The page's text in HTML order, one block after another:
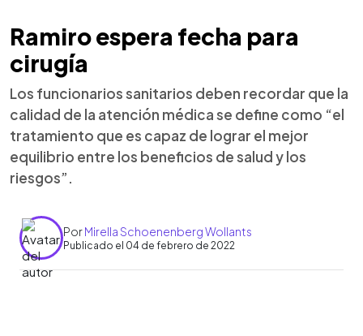
Ramiro espera fecha para
cirugía
Los funcionarios sanitarios deben recordar que la
calidad de la atención médica se define como “el
tratamiento que es capaz de lograr el mejor
equilibrio entre los beneficios de salud y los
riesgos”.
PorMirella Schoenenberg Wollants
Publicado el 04 de febrero de 2022